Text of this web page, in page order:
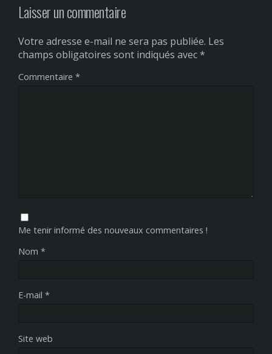
Laisser un commentaire
Votre adresse e-mail ne sera pas publiée. Les
champs obligatoires sont indiqués avec*
Commentaire *
Me tenir informé des nouveaux commentaires !
Nom *
E-mail *
Site web